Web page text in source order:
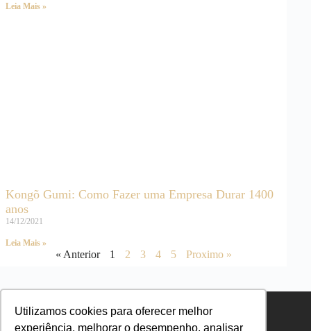
Utilizamos cookies para oferecer melhor
experiência, melhorar o desempenho, analisar
Leia Mais »
Kongõ Gumi: Como Fazer uma Empresa Durar 1400
anos
14/12/2021
Leia Mais »
« Anterior 1 2 3 4 5 Proximo »